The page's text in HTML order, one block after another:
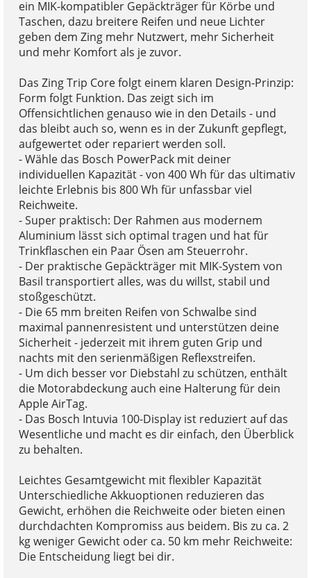
ein MIK-kompatibler Gepäckträger für Körbe und
Taschen, dazu breitere Reifen und neue Lichter
geben dem Zing mehr Nutzwert, mehr Sicherheit
und mehr Komfort als je zuvor.
Das Zing Trip Core folgt einem klaren Design-Prinzip:
Form folgt Funktion. Das zeigt sich im
Offensichtlichen genauso wie in den Details - und
das bleibt auch so, wenn es in der Zukunft gepflegt,
aufgewertet oder repariert werden soll.
- Wähle das Bosch PowerPack mit deiner
individuellen Kapazität - von 400 Wh für das ultimativ
leichte Erlebnis bis 800 Wh für unfassbar viel
Reichweite.
- Super praktisch: Der Rahmen aus modernem
Aluminium lässt sich optimal tragen und hat für
Trinkflaschen ein Paar Ösen am Steuerrohr.
- Der praktische Gepäckträger mit MIK-System von
Basil transportiert alles, was du willst, stabil und
stoßgeschützt.
- Die 65 mm breiten Reifen von Schwalbe sind
maximal pannenresistent und unterstützen deine
Sicherheit - jederzeit mit ihrem guten Grip und
nachts mit den serienmäßigen Reflexstreifen.
- Um dich besser vor Diebstahl zu schützen, enthält
die Motorabdeckung auch eine Halterung für dein
Apple AirTag.
- Das Bosch Intuvia 100-Display ist reduziert auf das
Wesentliche und macht es dir einfach, den Überblick
zu behalten.
Leichtes Gesamtgewicht mit flexibler Kapazität
Unterschiedliche Akkuoptionen reduzieren das
Gewicht, erhöhen die Reichweite oder bieten einen
durchdachten Kompromiss aus beidem. Bis zu ca. 2
kg weniger Gewicht oder ca. 50 km mehr Reichweite:
Die Entscheidung liegt bei dir.